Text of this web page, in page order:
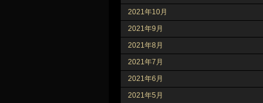
2021年10月
2021年9月
2021年8月
2021年7月
2021年6月
2021年5月